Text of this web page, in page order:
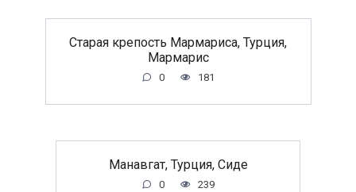
Старая крепость Мармариса, Турция,
Мармарис
0 181
Манавгат, Турция, Сиде
0 239